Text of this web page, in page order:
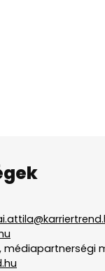
médiapartnerségi